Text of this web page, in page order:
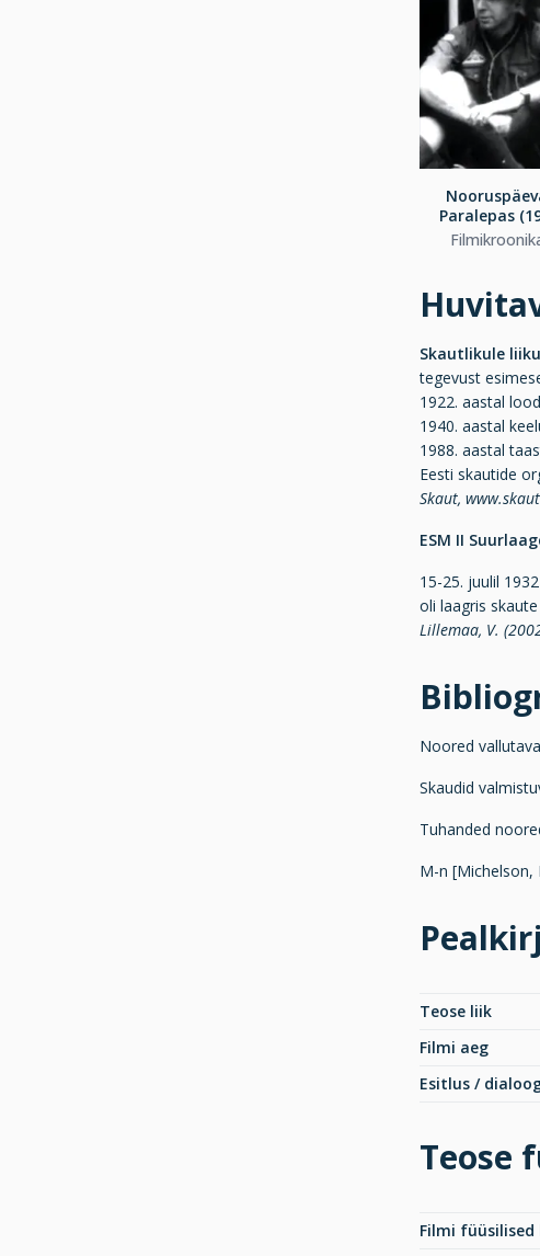
Paralepas
Skautlikule
tegevust
1922. aastal
1940. aastal
1988. aastal
Eesti skautide
Skaut,
ESM II
15-25. juulil
oli laagris
Lillemaa, V.
Noored
Skaudid
Tuhanded
M-n [Michelson,
Teose liik
Filmi aeg
Esitlus /
Teose
Filmi füüsilised